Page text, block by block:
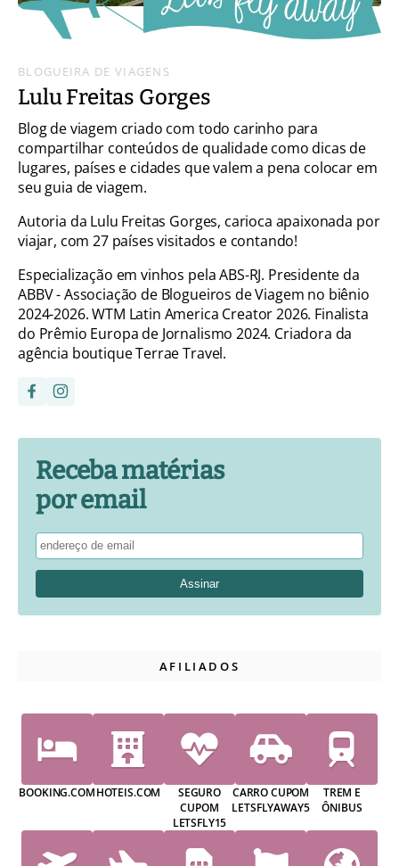
BLOGUEIRA DE VIAGENS
Lulu Freitas Gorges
Blog de viagem criado com todo carinho para
compartilhar conteúdos de qualidade como dicas de
lugares, países e cidades que valem a pena colocar em
seu guia de viagem.
Autoria da Lulu Freitas Gorges, carioca apaixonada por
viajar, com 27 países visitados e contando!
Especialização em vinhos pela ABS-RJ. Presidente da
ABBV - Associação de Blogueiros de Viagem no biênio
2024-2026. WTM Latin America Creator 2026. Finalista
do Prêmio Europa de Jornalismo 2024. Criadora da
agência boutique Terrae Travel.
Receba matérias
por email
AFILIADOS
BOOKING.COMHOTEIS.COM
SEGURO
CUPOM
LETSFLY15
CARRO CUPOM
LETSFLYAWAY5
TREM E
ÔNIBUS